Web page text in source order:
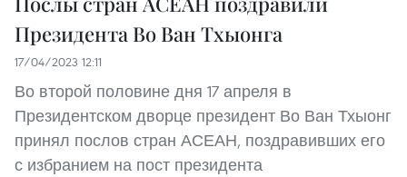
Президента Во Ван Тхыонга
17/04/2023 12:11
Во второй половине дня 17 апреля в
Президентском дворце президент Во Ван Тхыонг
принял послов стран АСЕАН, поздравивших его
с избранием на пост президента